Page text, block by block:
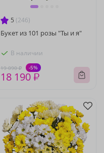
5 (246)
Букет из 101 розы "Ты и я"
В наличии
19 090 ₽ -5%
18 190 ₽